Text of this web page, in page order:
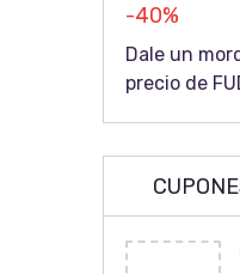
-40%
Dale un
precio de